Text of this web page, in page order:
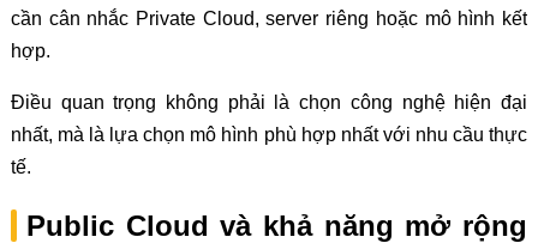
cần cân nhắc Private Cloud, server riêng hoặc mô hình kết
hợp.
Điều quan trọng không phải là chọn công nghệ hiện đại
nhất, mà là lựa chọn mô hình phù hợp nhất với nhu cầu thực
tế.
Public Cloud và khả năng mở rộng